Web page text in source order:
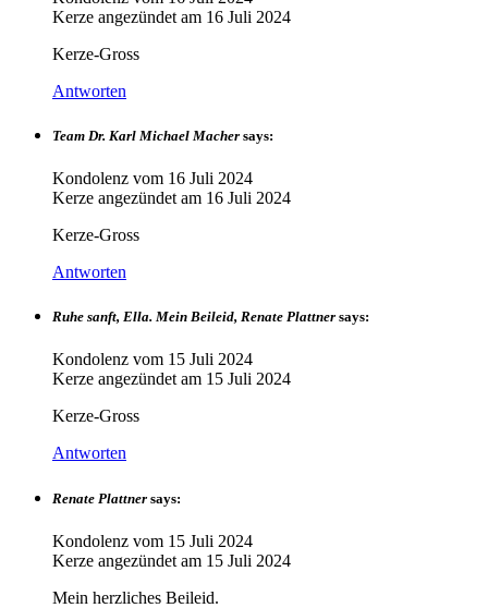
Kerze angezündet am 16 Juli 2024
Kerze-Gross
Antworten
Team Dr. Karl Michael Macher says:
Kondolenz vom 16 Juli 2024
Kerze angezündet am 16 Juli 2024
Kerze-Gross
Antworten
Ruhe sanft, Ella. Mein Beileid, Renate Plattner says:
Kondolenz vom 15 Juli 2024
Kerze angezündet am 15 Juli 2024
Kerze-Gross
Antworten
Renate Plattner says:
Kondolenz vom 15 Juli 2024
Kerze angezündet am 15 Juli 2024
Mein herzliches Beileid.